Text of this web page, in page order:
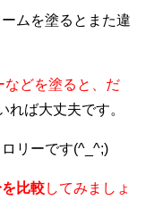
ムを塗るとまた違
などを塗ると、だ
れば大丈夫です。
リーです(^_^;)
比較してみましょ